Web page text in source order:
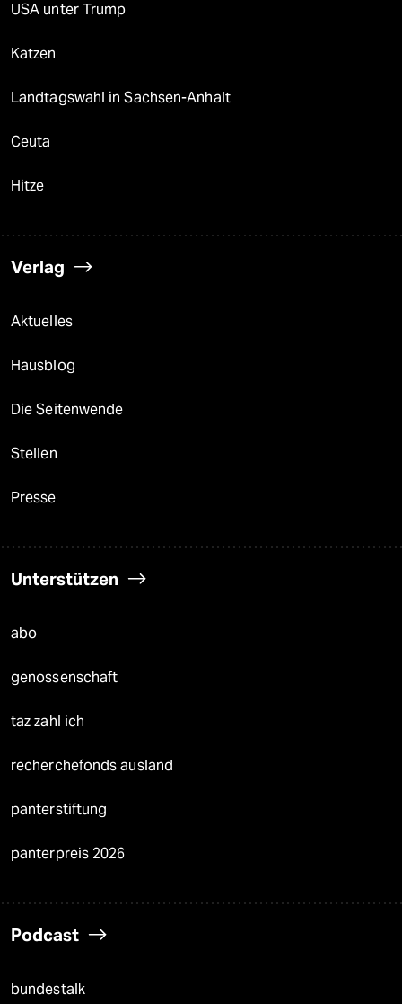
USA unter Trump
Katzen
Landtagswahl in Sachsen-Anhalt
Ceuta
Hitze
Verlag
Aktuelles
Hausblog
Die Seitenwende
Stellen
Presse
Unterstützen
abo
genossenschaft
taz zahl ich
recherchefonds ausland
panterstiftung
panterpreis 2026
Podcast
bundestalk